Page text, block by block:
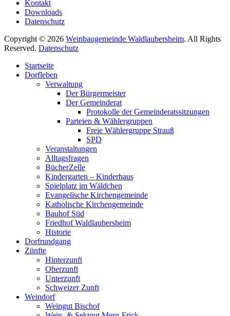
Kontakt
Downloads
Datenschutz
Copyright © 2026 Weinbaugemeinde Waldlaubersheim. All Rights
Reserved. Datenschutz
oben
scrollen
Startseite
Dorfleben
Verwaltung
Der Bürgermeister
Der Gemeinderat
Protokolle der Gemeinderatssitzungen
Parteien & Wählergruppen
Freie Wählergruppe Strauß
SPD
Veranstaltungen
Alltagsfragen
BücherZelle
Kindergarten – Kinderhaus
Spielplatz im Wäldchen
Evangelische Kirchengemeinde
Katholische Kirchengemeinde
Bauhof Süd
Friedhof Waldlaubersheim
Historie
Dorfrundgang
Zünfte
Hinterzunft
Oberzunft
Unterzunft
Schweizer Zunft
Weindorf
Weingut Bischof